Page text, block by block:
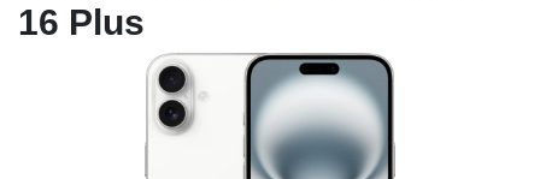
16 Plus